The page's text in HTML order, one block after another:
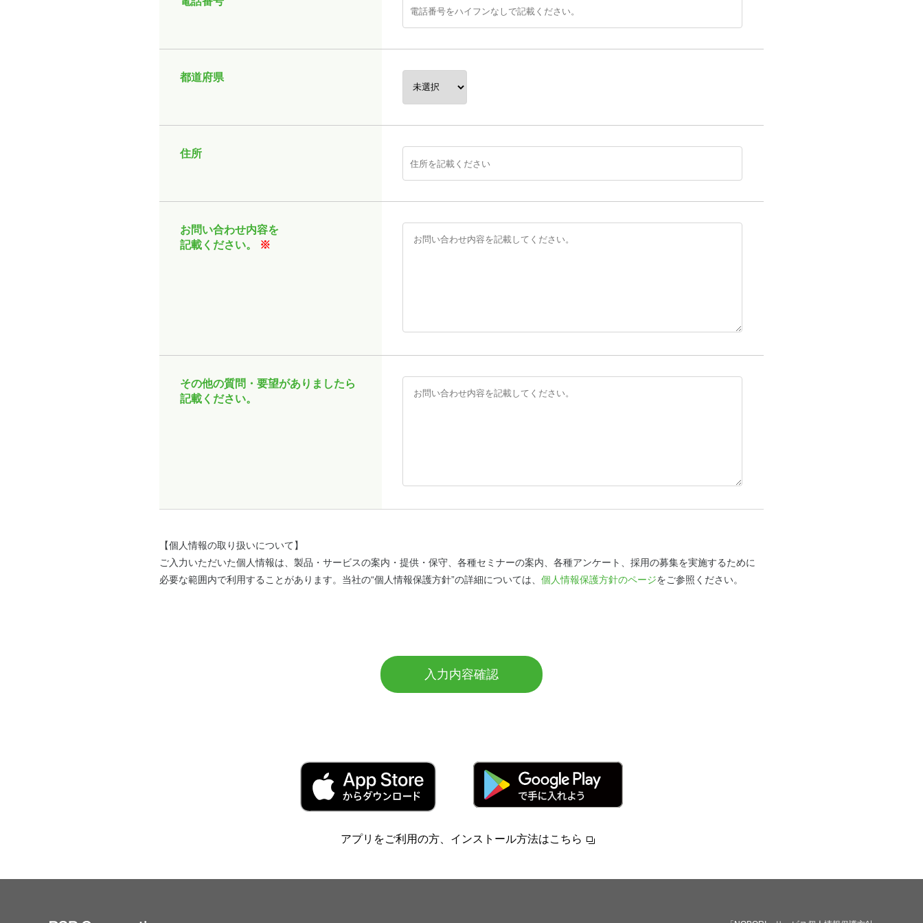
都道府県
住所
お問い合わせ内容を
記載ください。
※
その他の質問・要望がありましたら
記載ください。
【個人情報の取り扱いについて】
ご入力いただいた個人情報は、製品・サービスの案内・提供・保守、各種セミナーの案内、各種アンケート、採用の募集を実施するために
必要な範囲内で利用することがあります。当社の“個人情報保護方針”の詳細については、 個人情報保護方針のページをご参照ください。
アプリをご利用の方、インストール方法はこちら